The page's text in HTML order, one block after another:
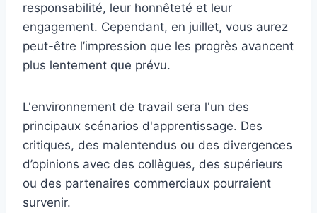
responsabilité, leur honnêteté et leur
engagement. Cependant, en juillet, vous aurez
peut-être l’impression que les progrès avancent
plus lentement que prévu.
L'environnement de travail sera l'un des
principaux scénarios d'apprentissage. Des
critiques, des malentendus ou des divergences
d’opinions avec des collègues, des supérieurs
ou des partenaires commerciaux pourraient
survenir.